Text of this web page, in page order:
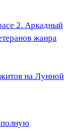
2. Аркадный
жанра
на Лунной